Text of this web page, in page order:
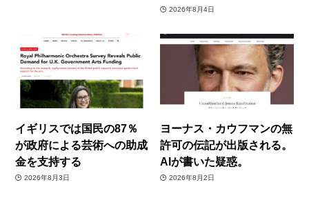
2026年8月4日
イギリスでは国民の87％
が政府による芸術への助成
金を支持する
2026年8月3日
ヨーナス・カウフマンの無
許可の伝記が出版される。
AIが書いた疑惑。
2026年8月2日